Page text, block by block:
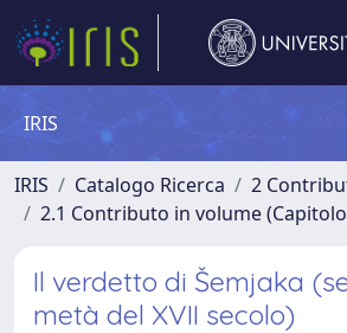
IRIS
IRIS Catalogo Ricerca
2
2.1 Contributo in volume
Il verdetto di Šemjaka
metà del XVII secolo)